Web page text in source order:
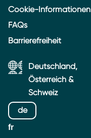
Cookie-Informationen
FAQs
Barrierefreiheit
Deutschland,
Österreich &
Schweiz
de
fr